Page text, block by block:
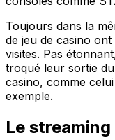
Toujours dans la
de jeu de casino
visites. Pas
troqué leur sortie
casino, comme
exemple.
Le